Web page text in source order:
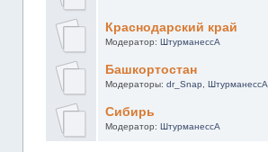
Краснодарский край
Модератор:ШтурманессА
Башкортостан
Модераторы:dr_Snap ,ШтурманессА
Сибирь
Модератор:ШтурманессА